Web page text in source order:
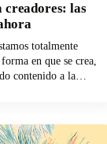
creadores: las
totalmente
en que se crea,
contenido a la
un lugar en tu